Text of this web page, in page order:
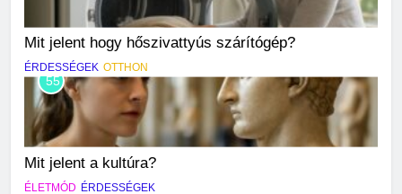
Mit jelent hogy hőszivattyús szárítógép?
ÉRDESSÉGEK OTTHON
55
Mit jelent a kultúra?
ÉLETMÓD ÉRDESSÉGEK